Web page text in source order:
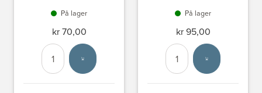
På lager
kr 70,00
Antall
Velg enhet
På lager
kr 95,00
Antall
Velg enhet